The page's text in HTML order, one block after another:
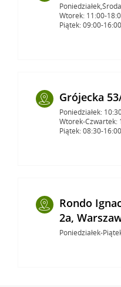
Wtorek: 11:00-
Piątek: 09:00-16:00
Grójecka
Poniedziałek:
Wtorek-Czwartek:
Piątek: 08:30-16:00
Rondo
2a,
Poniedziałek-